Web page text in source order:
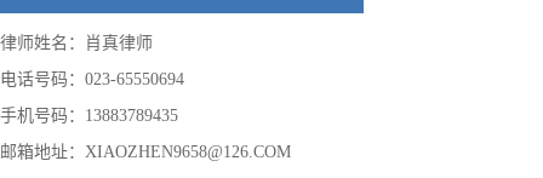
律师姓名：肖真律师
电话号码：023-65550694
手机号码：13883789435
邮箱地址：XIAOZHEN9658@126.COM